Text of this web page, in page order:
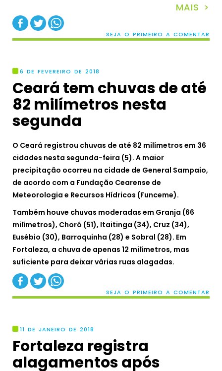
MAIS >
SEJA O PRIMEIRO A COMENTAR
6 DE FEVEREIRO DE 2018
Ceará tem chuvas de até
82 milímetros nesta
segunda
O Ceará registrou chuvas de até 82 milímetros em 36
cidades nesta segunda-feira (5). A maior
precipitação ocorreu na cidade de General Sampaio,
de acordo com a Fundação Cearense de
Meteorologia e Recursos Hídricos (Funceme).
Também houve chuvas moderadas em Granja (66
milímetros), Choró (51), Itaitinga (34), Cruz (34),
Eusébio (30), Barroquinha (28) e Sobral (28). Em
Fortaleza, a chuva de apenas 12 milímetros, mas
suficiente para deixar várias ruas alagadas.
SEJA O PRIMEIRO A COMENTAR
11 DE JANEIRO DE 2018
Fortaleza registra
alagamentos após